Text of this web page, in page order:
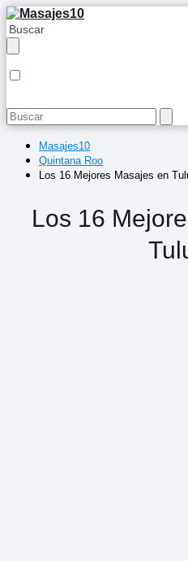
Masajes10
Quintana Roo
Los 16 Mejores Masajes en
Los 16